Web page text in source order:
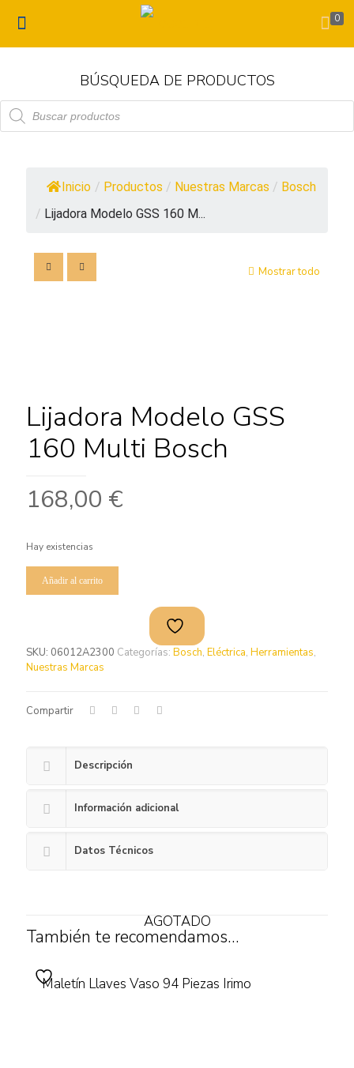
0
BÚSQUEDA DE PRODUCTOS
Búsqueda
de
productos
Inicio / Productos / Nuestras Marcas / Bosch
/ Lijadora Modelo GSS 160 M...
Mostrar todo
Lijadora Modelo GSS
160 Multi Bosch
168,00 €
Hay existencias
Añadir al carrito
SKU: 06012A2300 Categorías: Bosch, Eléctrica, Herramientas,
Nuestras Marcas
Compartir
Descripción
Información adicional
Datos Técnicos
También te recomendamos…
AGOTADO
Maletín Llaves Vaso 94 Piezas Irimo